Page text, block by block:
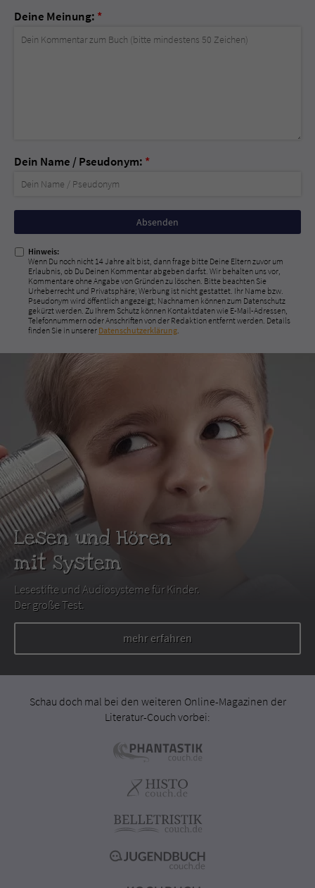
Deine Meinung: *
Dein Name / Pseudonym: *
Nicht
ausfüllen!
Hinweis:
Wenn Du noch nicht 14 Jahre alt bist, dann frage bitte Deine Eltern zuvor um
Erlaubnis, ob Du Deinen Kommentar abgeben darfst. Wir behalten uns vor,
Kommentare ohne Angabe von Gründen zu löschen. Bitte beachten Sie
Urheberrecht und Privatsphäre; Werbung ist nicht gestattet. Ihr Name bzw.
Pseudonym wird öffentlich angezeigt; Nachnamen können zum Datenschutz
gekürzt werden. Zu Ihrem Schutz können Kontaktdaten wie E-Mail-Adressen,
Telefonnummern oder Anschriften von der Redaktion entfernt werden. Details
finden Sie in unserer Datenschutzerklärung.
Lesen und Hören
mit System
Lesestifte und Audiosysteme für Kinder.
Der große Test.
mehr erfahren
Schau doch mal bei den weiteren Online-Magazinen der
Literatur-Couch vorbei: